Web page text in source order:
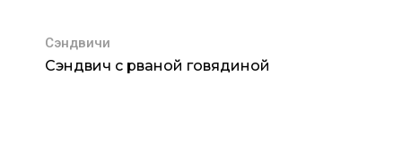
Сэндвичи
Сэндвич с рваной говядиной